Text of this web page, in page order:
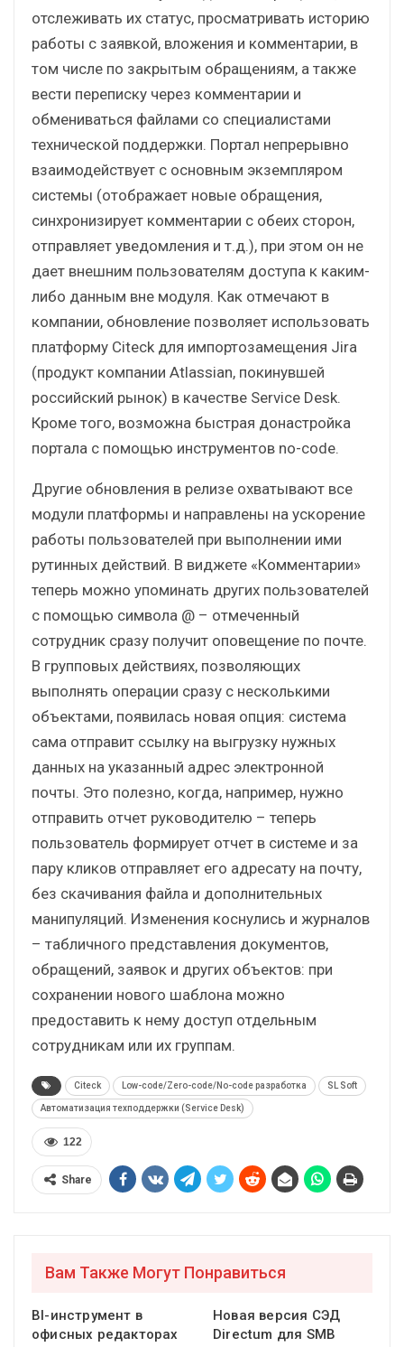
отслеживать их статус, просматривать историю
работы с заявкой, вложения и комментарии, в
том числе по закрытым обращениям, а также
вести переписку через комментарии и
обмениваться файлами со специалистами
технической поддержки. Портал непрерывно
взаимодействует с основным экземпляром
системы (отображает новые обращения,
синхронизирует комментарии с обеих сторон,
отправляет уведомления и т.д.), при этом он не
дает внешним пользователям доступа к каким-
либо данным вне модуля. Как отмечают в
компании, обновление позволяет использовать
платформу Citeck для импортозамещения Jira
(продукт компании Atlassian, покинувшей
российский рынок) в качестве Service Desk.
Кроме того, возможна быстрая донастройка
портала с помощью инструментов no-code.
Другие обновления в релизе охватывают все
модули платформы и направлены на ускорение
работы пользователей при выполнении ими
рутинных действий. В виджете «Комментарии»
теперь можно упоминать других пользователей
с помощью символа @ – отмеченный
сотрудник сразу получит оповещение по почте.
В групповых действиях, позволяющих
выполнять операции сразу с несколькими
объектами, появилась новая опция: система
сама отправит ссылку на выгрузку нужных
данных на указанный адрес электронной
почты. Это полезно, когда, например, нужно
отправить отчет руководителю – теперь
пользователь формирует отчет в системе и за
пару кликов отправляет его адресату на почту,
без скачивания файла и дополнительных
манипуляций. Изменения коснулись и журналов
– табличного представления документов,
обращений, заявок и других объектов: при
сохранении нового шаблона можно
предоставить к нему доступ отдельным
сотрудникам или их группам.
Citeck Low-code/Zero-code/No-code разработка SL Soft
Автоматизация техподдержки (Service Desk)
122
Share
Вам Также Могут Понравиться
BI-инструмент в
офисных редакторах
Новая версия СЭД
Directum для SMB